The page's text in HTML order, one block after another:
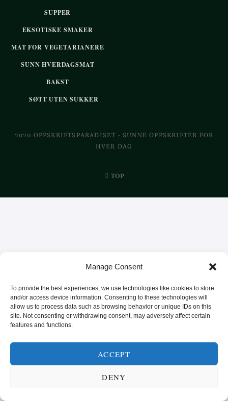
Manage Consent
To provide the best experiences, we use technologies like cookies to store
and/or access device information. Consenting to these technologies will
allow us to process data such as browsing behavior or unique IDs on this
site. Not consenting or withdrawing consent, may adversely affect certain
features and functions.
ACCEPT
DENY
SUPPER
EKSOTISKE SMAKER
MAT FOR VEGETARIANERE
SUNN HVERDAGSMAT
BAKST
SØTT UTEN SUKKER
2020 OPPSKRIFTSPARADISET - SUNNE OPPSKRIFTER FOR
HVER DAG
TOP